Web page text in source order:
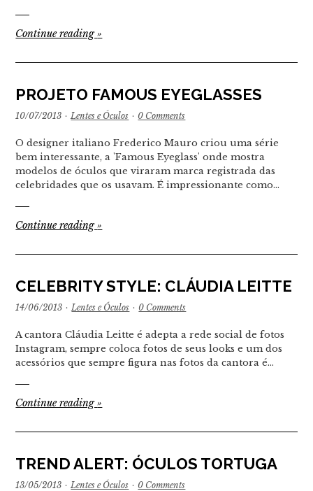
Continue reading»
PROJETO FAMOUS EYEGLASSES
10/07/2013 · Lentes e Óculos · 0 Comments
O designer italiano Frederico Mauro criou uma série
bem interessante, a 'Famous Eyeglass' onde mostra
modelos de óculos que viraram marca registrada das
celebridades que os usavam. É impressionante como…
Continue reading»
CELEBRITY STYLE: CLÁUDIA LEITTE
14/06/2013 · Lentes e Óculos · 0 Comments
A cantora Cláudia Leitte é adepta a rede social de fotos
Instagram, sempre coloca fotos de seus looks e um dos
acessórios que sempre figura nas fotos da cantora é…
Continue reading»
TREND ALERT: ÓCULOS TORTUGA
13/05/2013 · Lentes e Óculos · 0 Comments